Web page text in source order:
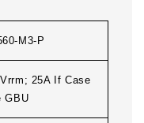
M3-P
25A If Case
GBU